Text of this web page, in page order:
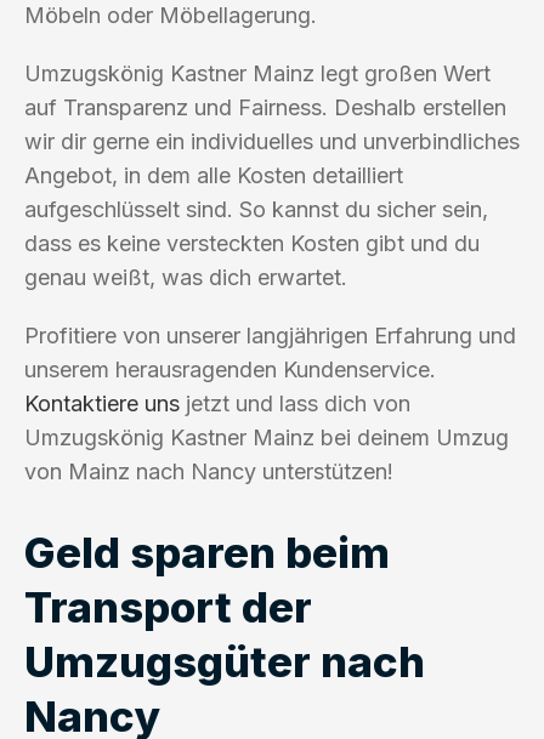
Möbeln oder Möbellagerung.
Umzugskönig Kastner Mainz legt großen Wert
auf Transparenz und Fairness. Deshalb erstellen
wir dir gerne ein individuelles und unverbindliches
Angebot, in dem alle Kosten detailliert
aufgeschlüsselt sind. So kannst du sicher sein,
dass es keine versteckten Kosten gibt und du
genau weißt, was dich erwartet.
Profitiere von unserer langjährigen Erfahrung und
unserem herausragenden Kundenservice.
Kontaktiere uns jetzt und lass dich von
Umzugskönig Kastner Mainz bei deinem Umzug
von Mainz nach Nancy unterstützen!
Geld sparen beim
Transport der
Umzugsgüter nach
Nancy